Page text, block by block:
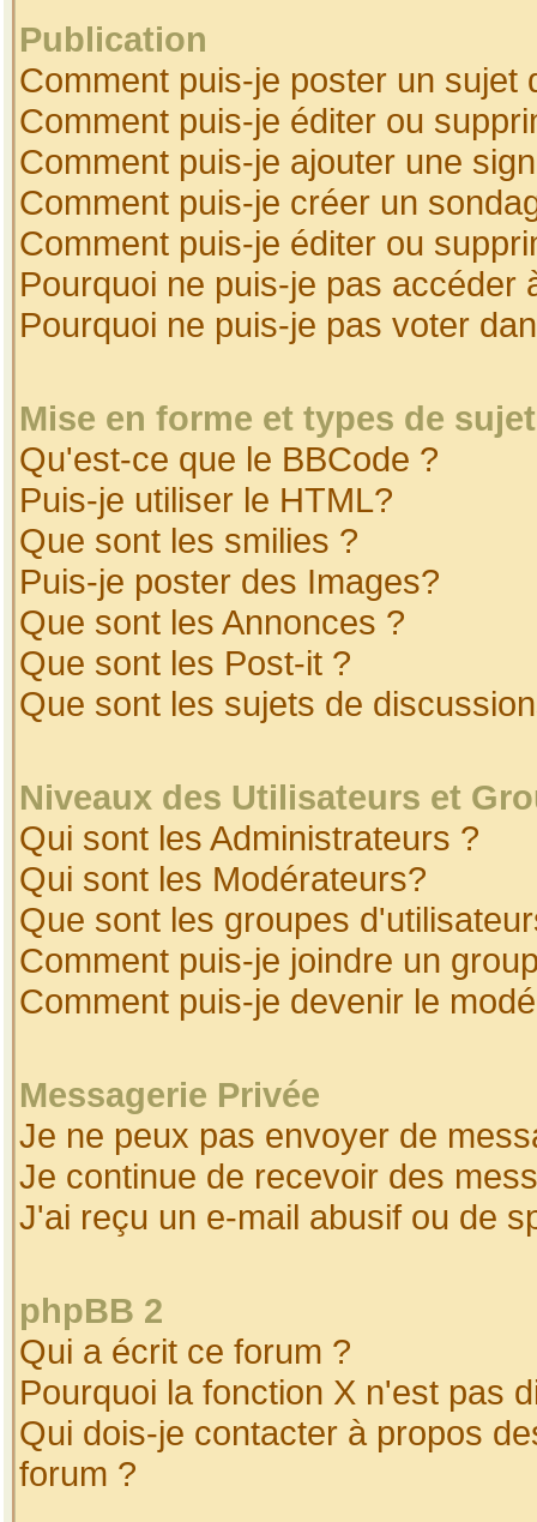
Publication
Comment puis-je poster un sujet
Comment puis-je éditer ou
Comment puis-je ajouter une
Comment puis-je créer un
Comment puis-je éditer ou
Pourquoi ne puis-je pas accéder
Pourquoi ne puis-je pas voter
Mise en forme et types de
Qu'est-ce que le BBCode ?
Puis-je utiliser le HTML?
Que sont les smilies ?
Puis-je poster des Images?
Que sont les Annonces ?
Que sont les Post-it ?
Que sont les sujets de
Niveaux des Utilisateurs et
Qui sont les Administrateurs ?
Qui sont les Modérateurs?
Que sont les groupes
Comment puis-je joindre un
Comment puis-je devenir le
Messagerie Privée
Je ne peux pas envoyer de
Je continue de recevoir des
J'ai reçu un e-mail abusif ou de
phpBB 2
Qui a écrit ce forum ?
Pourquoi la fonction X n'est pas
Qui dois-je contacter à propos
forum ?